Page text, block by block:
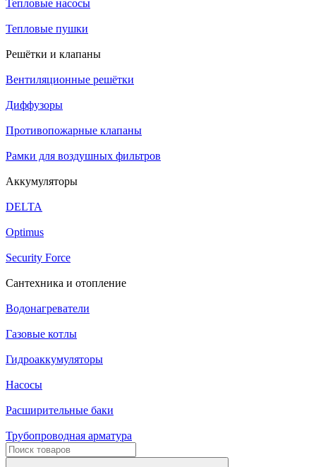
Тепловые насосы
Тепловые пушки
Решётки и клапаны
Вентиляционные решётки
Диффузоры
Противопожарные клапаны
Рамки для воздушных фильтров
Аккумуляторы
DELTA
Optimus
Security Force
Сантехника и отопление
Водонагреватели
Газовые котлы
Гидроаккумуляторы
Насосы
Расширительные баки
Трубопроводная арматура